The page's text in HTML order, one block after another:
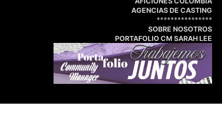
AGENCIAS DE CASTING
****************
SOBRE NOSOTROS
PORTAFOLIO CM SARAH LEE